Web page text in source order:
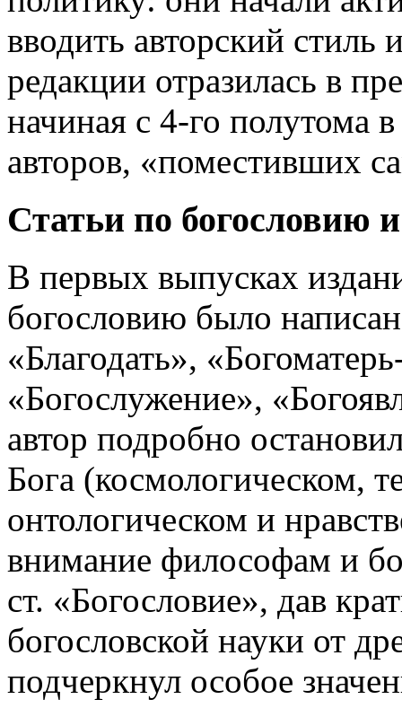
вводить авторский стиль
редакции отразилась в
начиная с 4-го полутома
авторов, «поместивших
Статьи по богословию
В первых выпусках
богословию было
«Благодать»,
«Богослужение»,
автор подробно
Бога (космологическом,
онтологическом и
внимание философам и
ст. «Богословие», дав
богословской науки от
подчеркнул особое